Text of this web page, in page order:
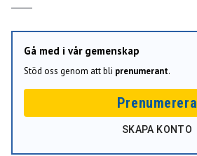
Gå med i vår gemenskap
Stöd oss genom att bli prenumerant.
Prenumerera
SKAPA KONTO